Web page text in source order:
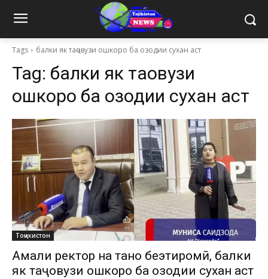
Tags балки як таҷовузи ошкоро ба озодии сухан аст
Tag: балки як таҷовузи
ошкоро ба озодии сухан аст
Тоҷикистон
Амали ректор на танҳо беэҳтиромӣ, балки
як таҷовузи ошкоро ба озодии сухан аст